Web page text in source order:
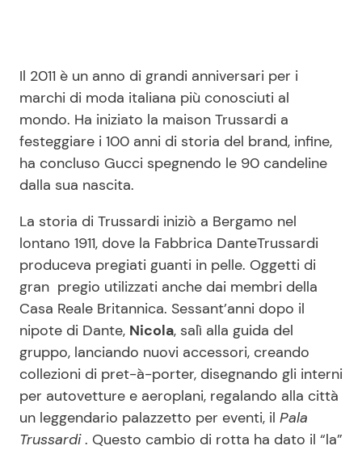
Seguici
Info
Chi siamo
Disclaimer e Privacy
Redazione
Contattaci
Pubblicità
Privacy Policy
Il 2011 è un anno di grandi anniversari per i
marchi di moda italiana più conosciuti al
mondo. Ha iniziato la maison Trussardi a
festeggiare i 100 anni di storia del brand, infine,
ha concluso Gucci spegnendo le 90 candeline
dalla sua nascita.
La storia di Trussardi iniziò a Bergamo nel
lontano 1911, dove la Fabbrica DanteTrussardi
produceva pregiati guanti in pelle. Oggetti di
gran pregio utilizzati anche dai membri della
Casa Reale Britannica. Sessant’anni dopo il
nipote di Dante, Nicola, salì alla guida del
gruppo, lanciando nuovi accessori, creando
collezioni di pret-à-porter, disegnando gli interni
per autovetture e aeroplani, regalando alla città
un leggendario palazzetto per eventi, il Pala
Trussardi. Questo cambio di rotta ha dato il “la”